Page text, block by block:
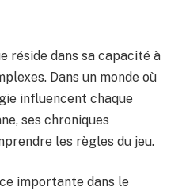
réside dans sa capacité à
Dans un monde où
influencent chaque
ses chroniques
les règles du jeu.
importante dans le